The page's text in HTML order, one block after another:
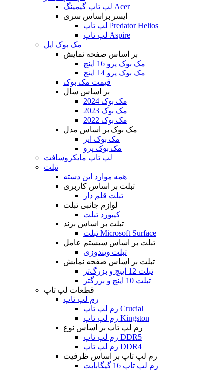
لپ تاپ گیمینگ Acer
ایسر براساس سری
لپ تاپ Predator Helios
لپ تاپ Aspire
مک بوک اپل
بر اساس صفحه نمایش
مک بوک پرو 16 اینچ
مک بوک پرو 14 اینچ
قیمت مک بوک
بر اساس سال
مک بوک 2024
مک بوک 2023
مک بوک 2022
مک بوک بر اساس مدل
مک بوک ایر
مک بوک پرو
لپ تاپ مایکروسافت
تبلت
همه موارد این دسته
تبلت بر اساس کاربری
تبلت قلم دار
لوازم جانبی تبلت
کیبورد تبلت
تبلت بر اساس برند
تبلت Microsoft Surface
تبلت بر اساس سیستم عامل
تبلت ویندوزی
تبلت بر اساس صفحه نمایش
تبلت 12 اینچ و بزرگ‌تر
تبلت 10 اینچ و بزرگتر
قطعات لپ تاپ
رم لپ تاپ
رم لپ تاپ Crucial
رم لپ تاپ Kingston
رم لپ تاپ بر اساس نوع
رم لپ تاپ DDR5
رم لپ تاپ DDR4
رم لپ تاپ بر اساس ظرفیت
رم لپ تاپ 16 گیگابایت